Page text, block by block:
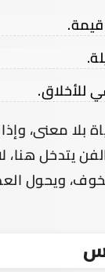
للأخلاق.
بلا معنى،
يتدخل هنا،
ويحول